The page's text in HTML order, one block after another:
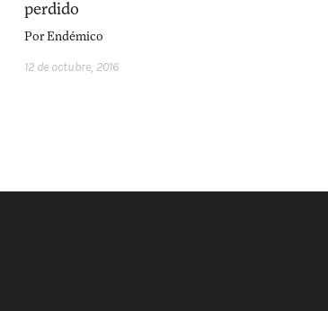
perdido
PorEndémico
12 de octubre, 2016